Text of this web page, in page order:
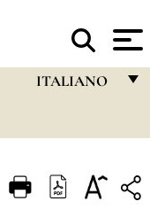
ITALIANO
ITALIANO